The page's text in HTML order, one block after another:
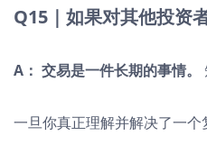
Q15｜如果对其他投资
A： 交易是一件长期的事情。
一旦你真正理解并解决了一